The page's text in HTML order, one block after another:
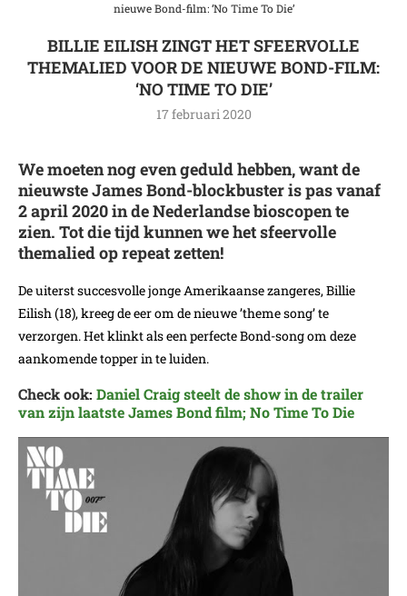
nieuwe Bond-film: ‘No Time To Die’
BILLIE EILISH ZINGT HET SFEERVOLLE
THEMALIED VOOR DE NIEUWE BOND-FILM:
‘NO TIME TO DIE’
17 februari 2020
We moeten nog even geduld hebben, want de
nieuwste James Bond-blockbuster is pas vanaf
2 april 2020 in de Nederlandse bioscopen te
zien. Tot die tijd kunnen we het sfeervolle
themalied op repeat zetten!
De uiterst succesvolle jonge Amerikaanse zangeres, Billie
Eilish (18), kreeg de eer om de nieuwe ’theme song’ te
verzorgen. Het klinkt als een perfecte Bond-song om deze
aankomende topper in te luiden.
Check ook: Daniel Craig steelt de show in de trailer
van zijn laatste James Bond film; No Time To Die